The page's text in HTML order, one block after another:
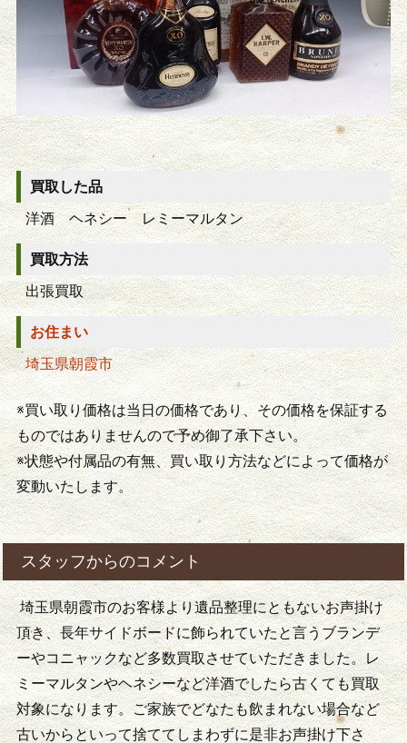
買取した品
洋酒 ヘネシー レミーマルタン
買取方法
出張買取
お住まい
埼玉県朝霞市
※買い取り価格は当日の価格であり、その価格を保証する
ものではありませんので予め御了承下さい。
※状態や付属品の有無、買い取り方法などによって価格が
変動いたします。
スタッフからのコメント
埼玉県朝霞市のお客様より遺品整理にともないお声掛け
頂き、長年サイドボードに飾られていたと言うブランデ
ーやコニャックなど多数買取させていただきました。レ
ミーマルタンやヘネシーなど洋酒でしたら古くても買取
対象になります。ご家族でどなたも飲まれない場合など
古いからといって捨ててしまわずに是非お声掛け下さ